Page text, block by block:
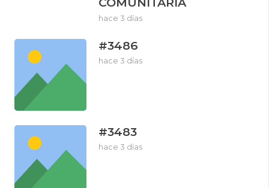
hace 3 días
#3486
hace 3 días
#3483
hace 3 días